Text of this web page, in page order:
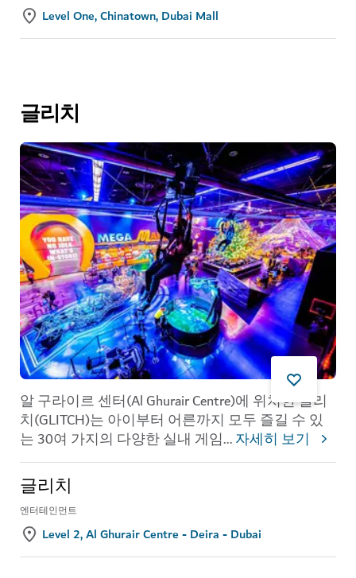
Level One, Chinatown, Dubai Mall
글리치
알 구라이르 센터(Al Ghurair Centre)에 위치한 글리
치(GLITCH)는 아이부터 어른까지 모두 즐길 수 있
는 30여 가지의 다양한 실내 게임...자세히 보기
글리치
엔터테인먼트
Level 2, Al Ghurair Centre - Deira - Dubai